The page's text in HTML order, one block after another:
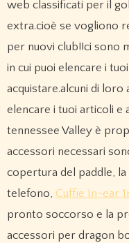
web classificati per il
extra.cioè se vogliono
per nuovi club!!ci sono
in cui puoi elencare i
acquistare.alcuni di
elencare i tuoi articoli e
tennessee Valley è
accessori necessari
copertura del paddle,
telefono, Cuffie In-ear
pronto soccorso e la
accessori per dragon